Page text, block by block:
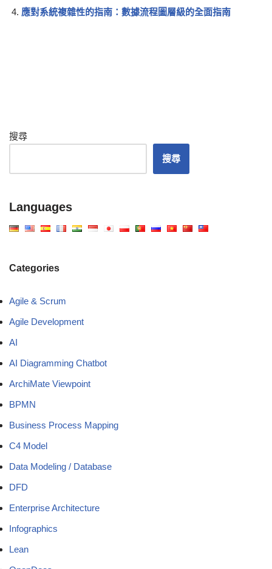
應對系統複雜性的指南：數據流程圖層級的全面指南
搜尋
搜尋
Languages
Categories
Agile & Scrum
Agile Development
AI
AI Diagramming Chatbot
ArchiMate Viewpoint
BPMN
Business Process Mapping
C4 Model
Data Modeling / Database
DFD
Enterprise Architecture
Infographics
Lean